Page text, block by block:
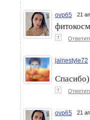
ovp65 21
↑
jainestyle72
Спасибо)
↑
ovp65 21